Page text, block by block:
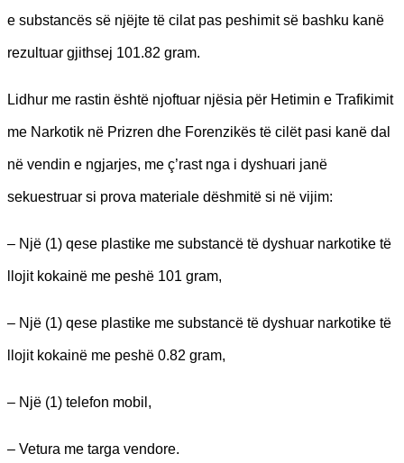
e substancës së njëjte të cilat pas peshimit së bashku kanë
rezultuar gjithsej 101.82 gram.
Lidhur me rastin është njoftuar njësia për Hetimin e Trafikimit
me Narkotik në Prizren dhe Forenzikës të cilët pasi kanë dal
në vendin e ngjarjes, me ç’rast nga i dyshuari janë
sekuestruar si prova materiale dëshmitë si në vijim:
– Një (1) qese plastike me substancë të dyshuar narkotike të
llojit kokainë me peshë 101 gram,
– Një (1) qese plastike me substancë të dyshuar narkotike të
llojit kokainë me peshë 0.82 gram,
– Një (1) telefon mobil,
– Vetura me targa vendore.